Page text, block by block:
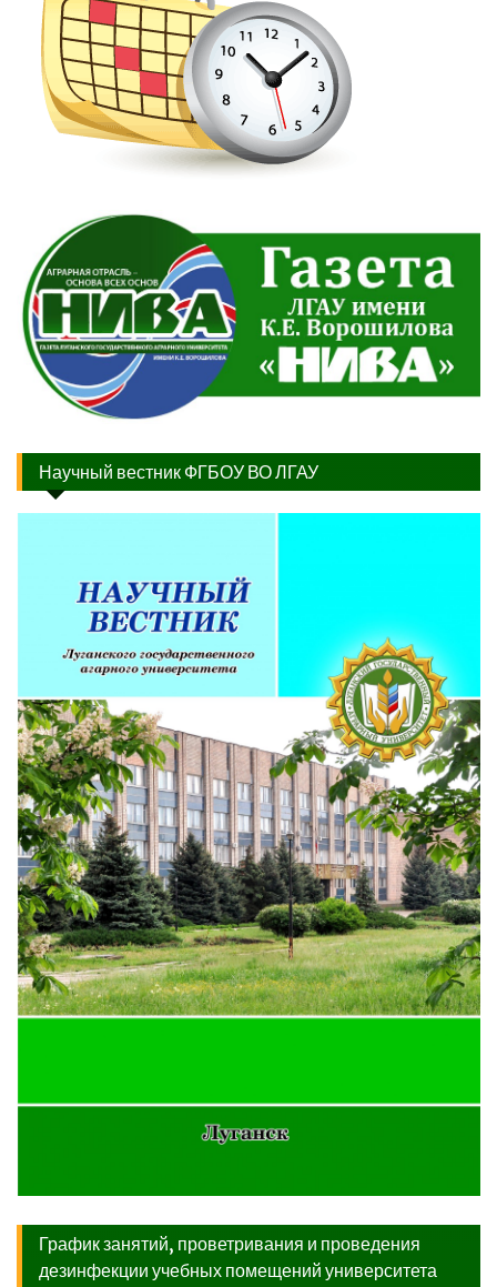
Научный вестник ФГБОУ ВО ЛГАУ
График занятий, проветривания и проведения
дезинфекции учебных помещений университета